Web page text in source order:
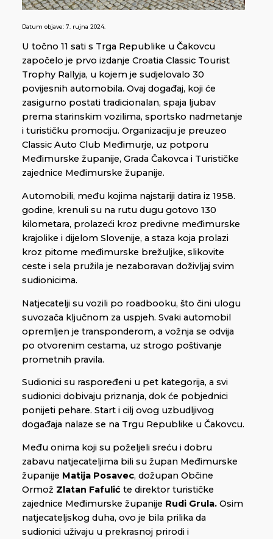
Datum objave: 7. rujna 2024.
U točno 11 sati s Trga Republike u Čakovcu
započelo je prvo izdanje Croatia Classic Tourist
Trophy Rallyja, u kojem je sudjelovalo 30
povijesnih automobila. Ovaj događaj, koji će
zasigurno postati tradicionalan, spaja ljubav
prema starinskim vozilima, sportsko nadmetanje
i turističku promociju. Organizaciju je preuzeo
Classic Auto Club Međimurje, uz potporu
Međimurske županije, Grada Čakovca i Turističke
zajednice Međimurske županije.
Automobili, među kojima najstariji datira iz 1958.
godine, krenuli su na rutu dugu gotovo 130
kilometara, prolazeći kroz predivne međimurske
krajolike i dijelom Slovenije, a staza koja prolazi
kroz pitome međimurske brežuljke, slikovite
ceste i sela pružila je nezaboravan doživljaj svim
sudionicima.
Natjecatelji su vozili po roadbooku, što čini ulogu
suvozača ključnom za uspjeh. Svaki automobil
opremljen je transponderom, a vožnja se odvija
po otvorenim cestama, uz strogo poštivanje
prometnih pravila.
Sudionici su raspoređeni u pet kategorija, a svi
sudionici dobivaju priznanja, dok će pobjednici
ponijeti pehare. Start i cilj ovog uzbudljivog
događaja nalaze se na Trgu Republike u Čakovcu.
Među onima koji su poželjeli sreću i dobru
zabavu natjecateljima bili su župan Međimurske
županije Matija Posavec, dožupan Občine
Ormož Zlatan Fafulić te direktor turističke
zajednice Međimurske županije Rudi Grula. Osim
natjecateljskog duha, ovo je bila prilika da
sudionici uživaju u prekrasnoj prirodi i